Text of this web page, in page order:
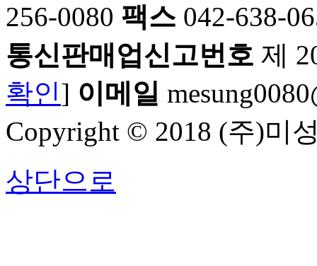
256-0080 팩스 042-638-
통신판매업신고번호 제
확인] 이메일
Copyright © 2018 (주)미
상단으로